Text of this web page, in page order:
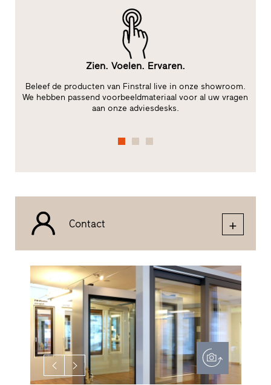
Zien. Voelen. Ervaren.
Beleef de producten van Finstral live in onze showroom.
We hebben passend voorbeeldmateriaal voor al uw vragen
aan onze adviesdesks.
Contact